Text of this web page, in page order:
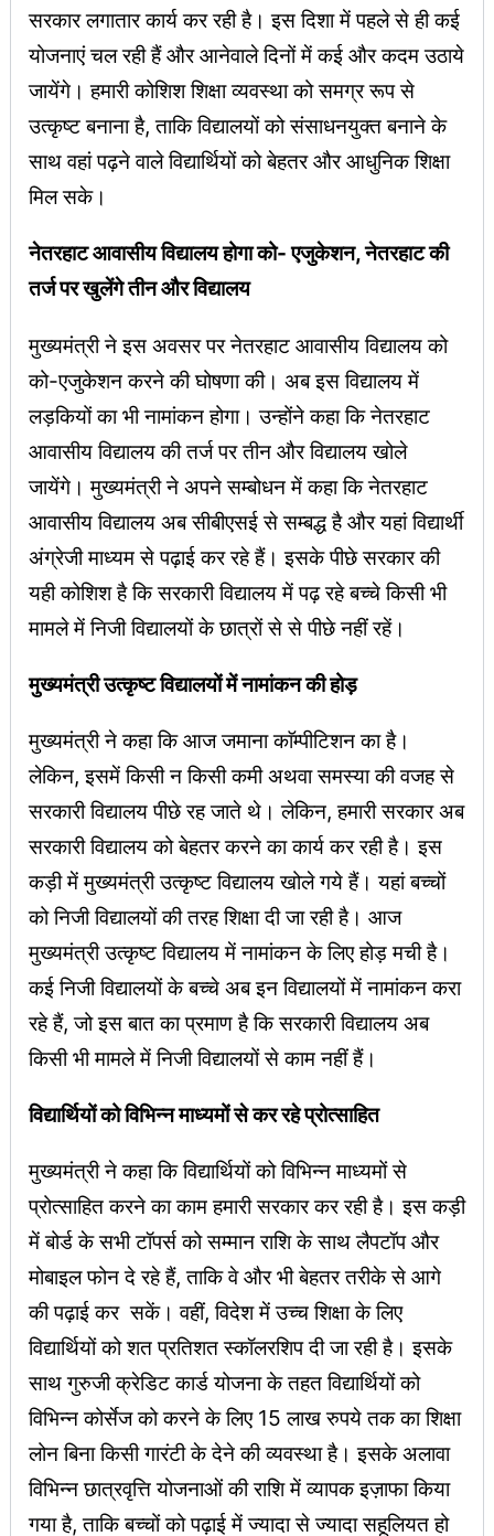
सरकार लगातार कार्य कर रही है। इस दिशा में पहले से ही कई
योजनाएं चल रही हैं और आनेवाले दिनों में कई और कदम उठाये
जायेंगे। हमारी कोशिश शिक्षा व्यवस्था को समग्र रूप से
उत्कृष्ट बनाना है, ताकि विद्यालयों को संसाधनयुक्त बनाने के
साथ वहां पढ़ने वाले विद्यार्थियों को बेहतर और आधुनिक शिक्षा
मिल सके।
नेतरहाट आवासीय विद्यालय होगा को- एजुकेशन, नेतरहाट की
तर्ज पर खुलेंगे तीन और विद्यालय
मुख्यमंत्री ने इस अवसर पर नेतरहाट आवासीय विद्यालय को
को-एजुकेशन करने की घोषणा की। अब इस विद्यालय में
लड़कियों का भी नामांकन होगा। उन्होंने कहा कि नेतरहाट
आवासीय विद्यालय की तर्ज पर तीन और विद्यालय खोले
जायेंगे। मुख्यमंत्री ने अपने सम्बोधन में कहा कि नेतरहाट
आवासीय विद्यालय अब सीबीएसई से सम्बद्ध है और यहां विद्यार्थी
अंग्रेजी माध्यम से पढ़ाई कर रहे हैं। इसके पीछे सरकार की
यही कोशिश है कि सरकारी विद्यालय में पढ़ रहे बच्चे किसी भी
मामले में निजी विद्यालयों के छात्रों से से पीछे नहीं रहें।
मुख्यमंत्री उत्कृष्ट विद्यालयों में नामांकन की होड़
मुख्यमंत्री ने कहा कि आज जमाना काॅम्पीटिशन का है।
लेकिन, इसमें किसी न किसी कमी अथवा समस्या की वजह से
सरकारी विद्यालय पीछे रह जाते थे। लेकिन, हमारी सरकार अब
सरकारी विद्यालय को बेहतर करने का कार्य कर रही है। इस
कड़ी में मुख्यमंत्री उत्कृष्ट विद्यालय खोले गये हैं। यहां बच्चों
को निजी विद्यालयों की तरह शिक्षा दी जा रही है। आज
मुख्यमंत्री उत्कृष्ट विद्यालय में नामांकन के लिए होड़ मची है।
कई निजी विद्यालयों के बच्चे अब इन विद्यालयों में नामांकन करा
रहे हैं, जो इस बात का प्रमाण है कि सरकारी विद्यालय अब
किसी भी मामले में निजी विद्यालयों से काम नहीं हैं।
विद्यार्थियों को विभिन्न माध्यमों से कर रहे प्रोत्साहित
मुख्यमंत्री ने कहा कि विद्यार्थियों को विभिन्न माध्यमों से
प्रोत्साहित करने का काम हमारी सरकार कर रही है। इस कड़ी
में बोर्ड के सभी टॉपर्स को सम्मान राशि के साथ लैपटॉप और
मोबाइल फोन दे रहे हैं, ताकि वे और भी बेहतर तरीके से आगे
की पढ़ाई कर सकें। वहीं, विदेश में उच्च शिक्षा के लिए
विद्यार्थियों को शत प्रतिशत स्कॉलरशिप दी जा रही है। इसके
साथ गुरुजी क्रेडिट कार्ड योजना के तहत विद्यार्थियों को
विभिन्न कोर्सेज को करने के लिए 15 लाख रुपये तक का शिक्षा
लोन बिना किसी गारंटी के देने की व्यवस्था है। इसके अलावा
विभिन्न छात्रवृत्ति योजनाओं की राशि में व्यापक इज़ाफा किया
गया है, ताकि बच्चों को पढ़ाई में ज्यादा से ज्यादा सहूलियत हो